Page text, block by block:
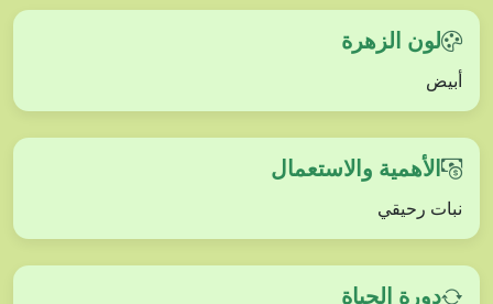
لون الزهرة
أبيض
الأهمية والاستعمال
نبات رحيقي
دورة الحياة